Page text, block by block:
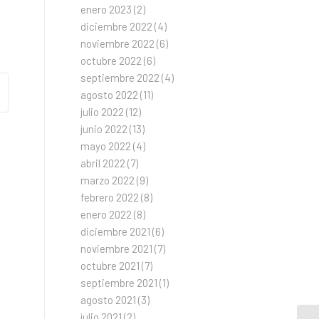
enero 2023 (2)
diciembre 2022 (4)
noviembre 2022 (6)
octubre 2022 (6)
septiembre 2022 (4)
agosto 2022 (11)
julio 2022 (12)
junio 2022 (13)
mayo 2022 (4)
abril 2022 (7)
marzo 2022 (9)
febrero 2022 (8)
enero 2022 (8)
diciembre 2021 (6)
noviembre 2021 (7)
octubre 2021 (7)
septiembre 2021 (1)
agosto 2021 (3)